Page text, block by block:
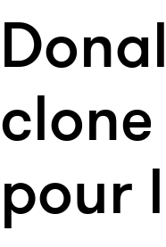
pour